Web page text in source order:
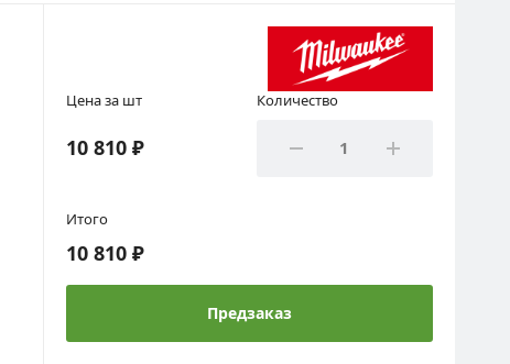
Цена за шт
10 810 ₽
Количество
Итого
10 810 ₽
Предзаказ